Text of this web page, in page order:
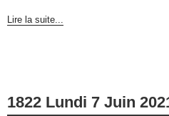
Lire la suite...
1822 Lundi 7 Juin